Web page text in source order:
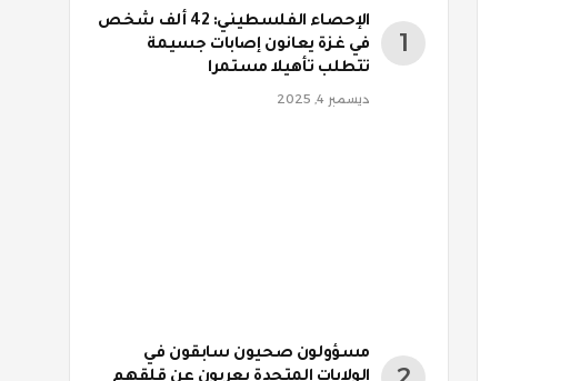
الإحصاء الفلسطيني: 42 ألف شخص
في غزة يعانون إصابات جسيمة
تتطلب تأهيلا مستمرا
ديسمبر 4, 2025
مسؤولون صحيون سابقون في